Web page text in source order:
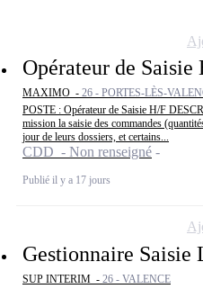
Opérateur de Saisie
MAXIMO - 26 - PORTES-LÈS-
POSTE : Opérateur de Saisie H/F
mission la saisie des commandes
jour de leurs dossiers, et certains...
CDD - Non renseigné
Publié il y a 17 jours
Gestionnaire Saisie
SUP INTERIM - 26 - VALENCE